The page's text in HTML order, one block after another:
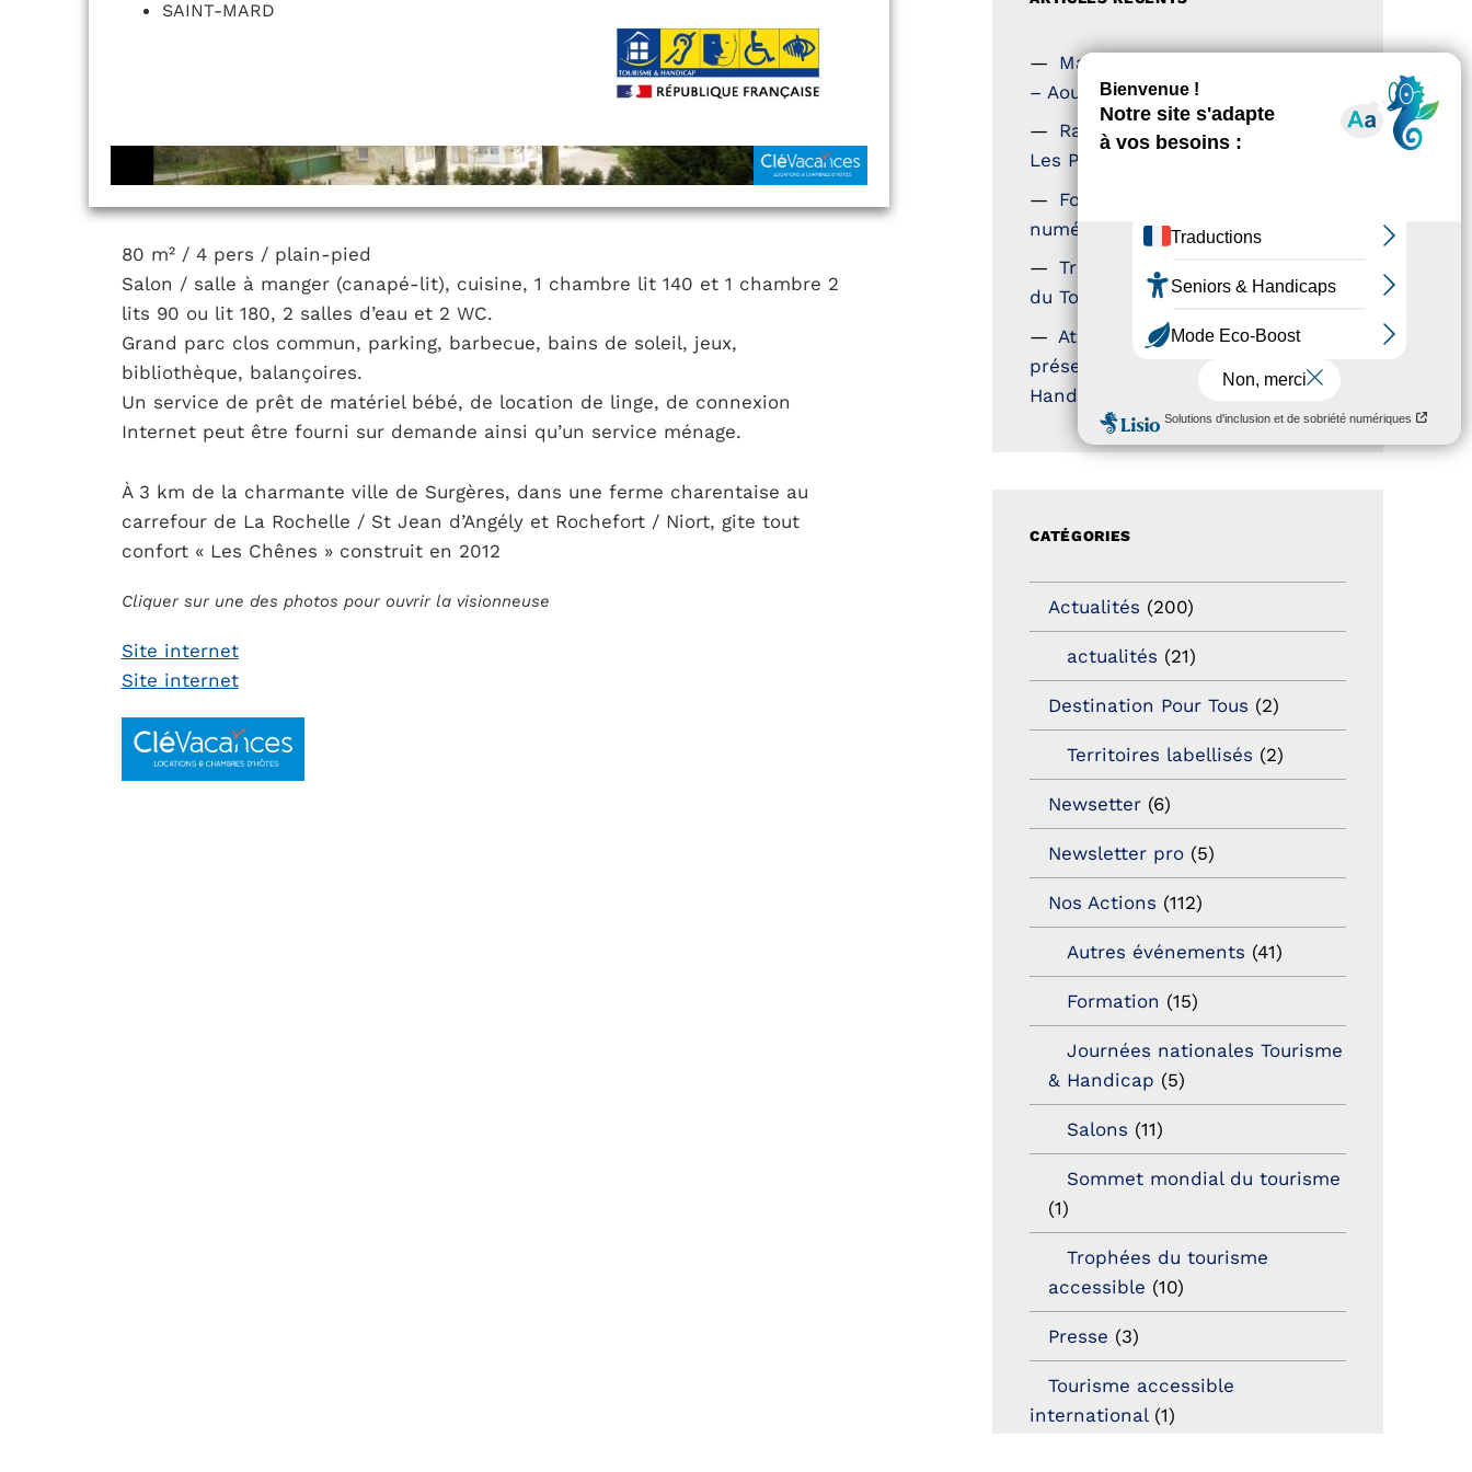
SAINT-MARD
80 m² / 4 pers / plain-pied
Salon / salle à manger (canapé-lit), cuisine, 1 chambre lit 140 et 1 chambre 2
lits 90 ou lit 180, 2 salles d’eau et 2 WC.
Grand parc clos commun, parking, barbecue, bains de soleil, jeux,
bibliothèque, balançoires.
Un service de prêt de matériel bébé, de location de linge, de connexion
Internet peut être fourni sur demande ainsi qu’un service ménage.
À 3 km de la charmante ville de Surgères, dans une ferme charentaise au
carrefour de La Rochelle / St Jean d’Angély et Rochefort / Niort, gite tout
confort « Les Chênes » construit en 2012
Cliquer sur une des photos pour ouvrir la visionneuse
Site internet
Site internet
Magazine Tourisme Accessible
– Aout 2026
Rallye Aicha des Gazelles –
Les Petillantes
Formation Communication
numérique
Trophées Horizons – Acteurs
du Tourisme Durable
Atout France – flyer
présentation label Tourisme &
Handicap
CATÉGORIES
Actualités (200)
actualités (21)
Destination Pour Tous (2)
Territoires labellisés (2)
Newsetter (6)
Newsletter pro (5)
Nos Actions (112)
Autres événements (41)
Formation (15)
Journées nationales Tourisme
& Handicap (5)
Salons (11)
Sommet mondial du tourisme
(1)
Trophées du tourisme
accessible (10)
Presse (3)
Tourisme accessible
international(1)